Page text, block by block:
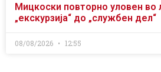
Мицкоски повторно уловен во
„екскурзија“ до „службен дел“
08/08/2026 12:55